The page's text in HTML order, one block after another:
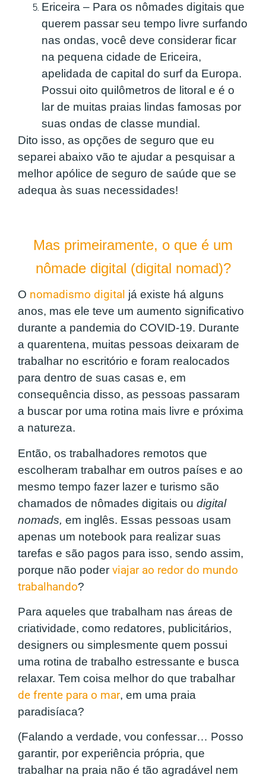
Ericeira – Para os nômades digitais que
querem passar seu tempo livre surfando
nas ondas, você deve considerar ficar
na pequena cidade de Ericeira,
apelidada de capital do surf da Europa.
Possui oito quilômetros de litoral e é o
lar de muitas praias lindas famosas por
suas ondas de classe mundial.
Dito isso, as opções de seguro que eu
separei abaixo vão te ajudar a pesquisar a
melhor apólice de seguro de saúde que se
adequa às suas necessidades!
Mas primeiramente, o que é um
nômade digital (digital nomad)?
O nomadismo digital já existe há alguns
anos, mas ele teve um aumento significativo
durante a pandemia do COVID-19. Durante
a quarentena, muitas pessoas deixaram de
trabalhar no escritório e foram realocados
para dentro de suas casas e, em
consequência disso, as pessoas passaram
a buscar por uma rotina mais livre e próxima
a natureza.
Então, os trabalhadores remotos que
escolheram trabalhar em outros países e ao
mesmo tempo fazer lazer e turismo são
chamados de nômades digitais ou digital
nomads, em inglês. Essas pessoas usam
apenas um notebook para realizar suas
tarefas e são pagos para isso, sendo assim,
porque não poder viajar ao redor do mundo
trabalhando?
Para aqueles que trabalham nas áreas de
criatividade, como redatores, publicitários,
designers ou simplesmente quem possui
uma rotina de trabalho estressante e busca
relaxar. Tem coisa melhor do que trabalhar
de frente para o mar, em uma praia
paradisíaca?
(Falando a verdade, vou confessar… Posso
garantir, por experiência própria, que
trabalhar na praia não é tão agradável nem